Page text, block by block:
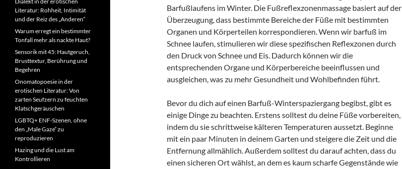
Barfußlaufens im Winter. Die Fußreflexzonenmassage basiert auf der
Überzeugung, dass bestimmte Bereiche der Füße mit bestimmten
Organen und Körperteilen korrespondieren. Wenn wir barfuß im
Schnee laufen, stimulieren wir diese spezifischen Reflexzonen durch
den Druck von Schnee und Eis. Dadurch können wir die
entsprechenden Organe und Körperbereiche beeinflussen und
ausgleichen, was zu mehr Gesundheit und Wohlbefinden führt.
Bevor du dich auf einen Barfuß-Winterspaziergang begibst, gibt es
einige Dinge zu beachten. Erstens solltest du deine Füße vorbereiten,
indem du sie schrittweise kälteren Temperaturen aussetzt. Beginne
mit ein paar Minuten in deinem Garten und steigere die Zeit und die
Entfernung allmählich. Außerdem solltest du darauf achten, dass du
einen sicheren Ort wählst, an dem es kaum scharfe Gegenstände wie
Literatur: Rohheit, Intimität
und der Reiz des „Anderen“
Warum erregt ein bestimmter
Tonfall mehr als nackte Haut?
Sensorik mit 45: Hautgeruch,
Brusttextur, Berührung und
Begehren
Onomatopoesie in der
erotischen Literatur: Von
zarten Seufzern zu feuchten
Klatschgeräuschen
LGBTQ+ ENF-Szenen, ohne
den „Male Gaze“ zu
reproduzieren
Hazing und die Lust am
Kontrollieren